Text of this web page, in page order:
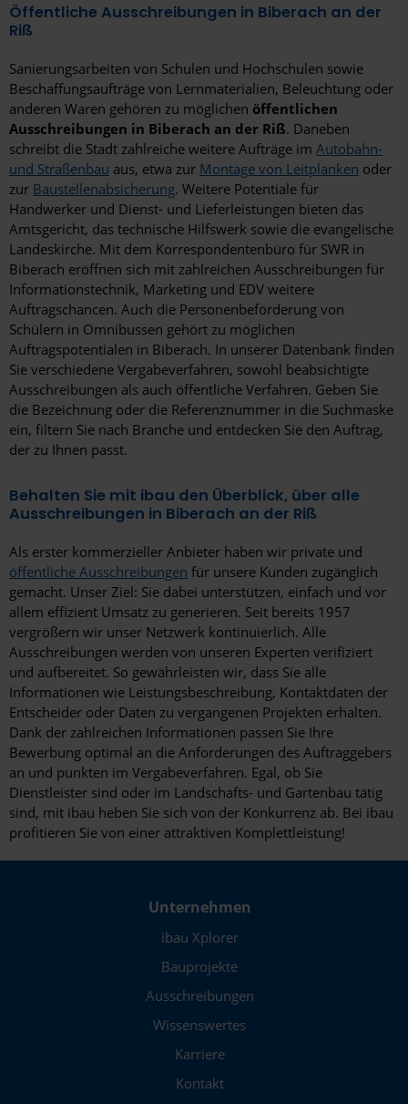
Öffentliche Ausschreibungen in Biberach an der
Riß
Sanierungsarbeiten von Schulen und Hochschulen sowie
Beschaffungsaufträge von Lernmaterialien, Beleuchtung oder
anderen Waren gehören zu möglichen öffentlichen
Ausschreibungen in Biberach an der Riß. Daneben
schreibt die Stadt zahlreiche weitere Aufträge im Autobahn-
und Straßenbau aus, etwa zur Montage von Leitplanken oder
zur Baustellenabsicherung. Weitere Potentiale für
Handwerker und Dienst- und Lieferleistungen bieten das
Amtsgericht, das technische Hilfswerk sowie die evangelische
Landeskirche. Mit dem Korrespondentenbüro für SWR in
Biberach eröffnen sich mit zahlreichen Ausschreibungen für
Informationstechnik, Marketing und EDV weitere
Auftragschancen. Auch die Personenbeförderung von
Schülern in Omnibussen gehört zu möglichen
Auftragspotentialen in Biberach. In unserer Datenbank finden
Sie verschiedene Vergabeverfahren, sowohl beabsichtigte
Ausschreibungen als auch öffentliche Verfahren. Geben Sie
die Bezeichnung oder die Referenznummer in die Suchmaske
ein, filtern Sie nach Branche und entdecken Sie den Auftrag,
der zu Ihnen passt.
Behalten Sie mit ibau den Überblick, über alle
Ausschreibungen in Biberach an der Riß
Als erster kommerzieller Anbieter haben wir private und
öffentliche Ausschreibungen für unsere Kunden zugänglich
gemacht. Unser Ziel: Sie dabei unterstützen, einfach und vor
allem effizient Umsatz zu generieren. Seit bereits 1957
vergrößern wir unser Netzwerk kontinuierlich. Alle
Ausschreibungen werden von unseren Experten verifiziert
und aufbereitet. So gewährleisten wir, dass Sie alle
Informationen wie Leistungsbeschreibung, Kontaktdaten der
Entscheider oder Daten zu vergangenen Projekten erhalten.
Dank der zahlreichen Informationen passen Sie Ihre
Bewerbung optimal an die Anforderungen des Auftraggebers
an und punkten im Vergabeverfahren. Egal, ob Sie
Dienstleister sind oder im Landschafts- und Gartenbau tätig
sind, mit ibau heben Sie sich von der Konkurrenz ab. Bei ibau
profitieren Sie von einer attraktiven Komplettleistung!
Unternehmen
ibau Xplorer
Bauprojekte
Ausschreibungen
Wissenswertes
Karriere
Kontakt